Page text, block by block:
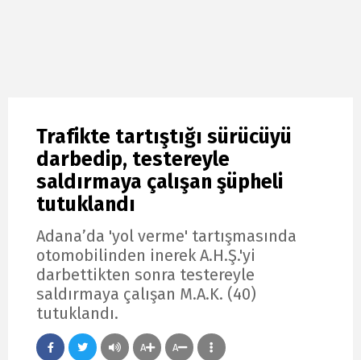
Trafikte tartıştığı sürücüyü
darbedip, testereyle
saldırmaya çalışan şüpheli
tutuklandı
Adana’da 'yol verme' tartışmasında
otomobilinden inerek A.H.Ş.'yi
darbettikten sonra testereyle
saldırmaya çalışan M.A.K. (40)
tutuklandı.
A A